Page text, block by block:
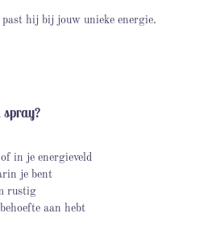
hij bij jouw unieke energie.
spray?
in je energieveld
je bent
rustig
aan hebt